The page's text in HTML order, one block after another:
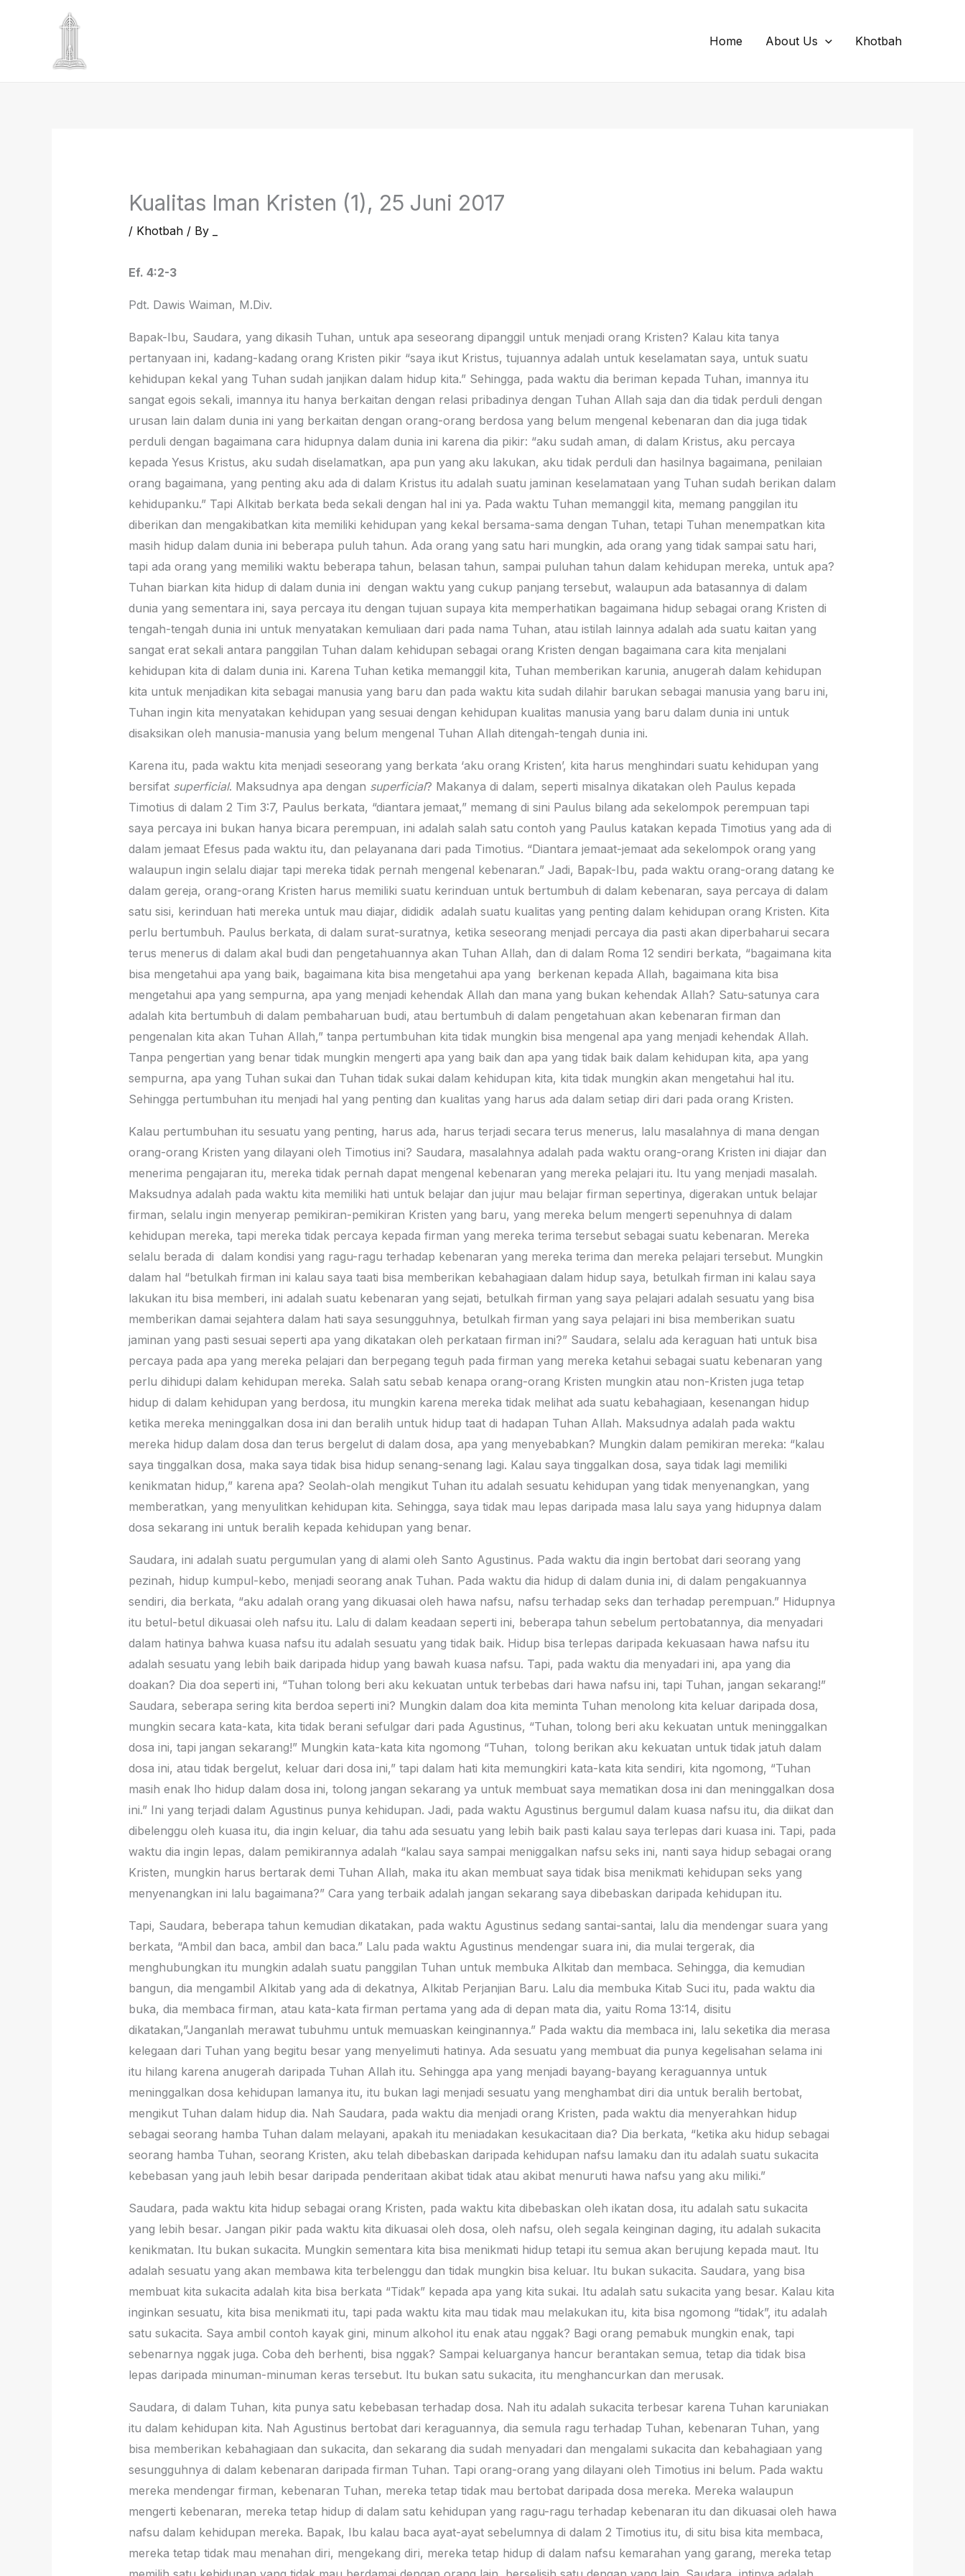
Home About Us Khotbah
Kualitas Iman Kristen (1), 25 Juni 2017
/ Khotbah/ By
Ef. 4:2-3
Pdt. Dawis Waiman, M.Div.
Bapak-Ibu, Saudara, yang dikasih Tuhan, untuk apa seseorang dipanggil untuk menjadi orang Kristen? Kalau kita tanya
pertanyaan ini, kadang-kadang orang Kristen pikir “saya ikut Kristus, tujuannya adalah untuk keselamatan saya, untuk suatu
kehidupan kekal yang Tuhan sudah janjikan dalam hidup kita.” Sehingga, pada waktu dia beriman kepada Tuhan, imannya itu
sangat egois sekali, imannya itu hanya berkaitan dengan relasi pribadinya dengan Tuhan Allah saja dan dia tidak perduli dengan
urusan lain dalam dunia ini yang berkaitan dengan orang-orang berdosa yang belum mengenal kebenaran dan dia juga tidak
perduli dengan bagaimana cara hidupnya dalam dunia ini karena dia pikir: “aku sudah aman, di dalam Kristus, aku percaya
kepada Yesus Kristus, aku sudah diselamatkan, apa pun yang aku lakukan, aku tidak perduli dan hasilnya bagaimana, penilaian
orang bagaimana, yang penting aku ada di dalam Kristus itu adalah suatu jaminan keselamataan yang Tuhan sudah berikan dalam
kehidupanku.” Tapi Alkitab berkata beda sekali dengan hal ini ya. Pada waktu Tuhan memanggil kita, memang panggilan itu
diberikan dan mengakibatkan kita memiliki kehidupan yang kekal bersama-sama dengan Tuhan, tetapi Tuhan menempatkan kita
masih hidup dalam dunia ini beberapa puluh tahun. Ada orang yang satu hari mungkin, ada orang yang tidak sampai satu hari,
tapi ada orang yang memiliki waktu beberapa tahun, belasan tahun, sampai puluhan tahun dalam kehidupan mereka, untuk apa?
Tuhan biarkan kita hidup di dalam dunia ini dengan waktu yang cukup panjang tersebut, walaupun ada batasannya di dalam
dunia yang sementara ini, saya percaya itu dengan tujuan supaya kita memperhatikan bagaimana hidup sebagai orang Kristen di
tengah-tengah dunia ini untuk menyatakan kemuliaan dari pada nama Tuhan, atau istilah lainnya adalah ada suatu kaitan yang
sangat erat sekali antara panggilan Tuhan dalam kehidupan sebagai orang Kristen dengan bagaimana cara kita menjalani
kehidupan kita di dalam dunia ini. Karena Tuhan ketika memanggil kita, Tuhan memberikan karunia, anugerah dalam kehidupan
kita untuk menjadikan kita sebagai manusia yang baru dan pada waktu kita sudah dilahir barukan sebagai manusia yang baru ini,
Tuhan ingin kita menyatakan kehidupan yang sesuai dengan kehidupan kualitas manusia yang baru dalam dunia ini untuk
disaksikan oleh manusia-manusia yang belum mengenal Tuhan Allah ditengah-tengah dunia ini.
Karena itu, pada waktu kita menjadi seseorang yang berkata ‘aku orang Kristen’, kita harus menghindari suatu kehidupan yang
bersifat superficial. Maksudnya apa dengan superficial? Makanya di dalam, seperti misalnya dikatakan oleh Paulus kepada
Timotius di dalam 2 Tim 3:7, Paulus berkata, “diantara jemaat,” memang di sini Paulus bilang ada sekelompok perempuan tapi
saya percaya ini bukan hanya bicara perempuan, ini adalah salah satu contoh yang Paulus katakan kepada Timotius yang ada di
dalam jemaat Efesus pada waktu itu, dan pelayanana dari pada Timotius. “Diantara jemaat-jemaat ada sekelompok orang yang
walaupun ingin selalu diajar tapi mereka tidak pernah mengenal kebenaran.” Jadi, Bapak-Ibu, pada waktu orang-orang datang ke
dalam gereja, orang-orang Kristen harus memiliki suatu kerinduan untuk bertumbuh di dalam kebenaran, saya percaya di dalam
satu sisi, kerinduan hati mereka untuk mau diajar, dididik adalah suatu kualitas yang penting dalam kehidupan orang Kristen. Kita
perlu bertumbuh. Paulus berkata, di dalam surat-suratnya, ketika seseorang menjadi percaya dia pasti akan diperbaharui secara
terus menerus di dalam akal budi dan pengetahuannya akan Tuhan Allah, dan di dalam Roma 12 sendiri berkata, “bagaimana kita
bisa mengetahui apa yang baik, bagaimana kita bisa mengetahui apa yang berkenan kepada Allah, bagaimana kita bisa
mengetahui apa yang sempurna, apa yang menjadi kehendak Allah dan mana yang bukan kehendak Allah? Satu-satunya cara
adalah kita bertumbuh di dalam pembaharuan budi, atau bertumbuh di dalam pengetahuan akan kebenaran firman dan
pengenalan kita akan Tuhan Allah,” tanpa pertumbuhan kita tidak mungkin bisa mengenal apa yang menjadi kehendak Allah.
Tanpa pengertian yang benar tidak mungkin mengerti apa yang baik dan apa yang tidak baik dalam kehidupan kita, apa yang
sempurna, apa yang Tuhan sukai dan Tuhan tidak sukai dalam kehidupan kita, kita tidak mungkin akan mengetahui hal itu.
Sehingga pertumbuhan itu menjadi hal yang penting dan kualitas yang harus ada dalam setiap diri dari pada orang Kristen.
Kalau pertumbuhan itu sesuatu yang penting, harus ada, harus terjadi secara terus menerus, lalu masalahnya di mana dengan
orang-orang Kristen yang dilayani oleh Timotius ini? Saudara, masalahnya adalah pada waktu orang-orang Kristen ini diajar dan
menerima pengajaran itu, mereka tidak pernah dapat mengenal kebenaran yang mereka pelajari itu. Itu yang menjadi masalah.
Maksudnya adalah pada waktu kita memiliki hati untuk belajar dan jujur mau belajar firman sepertinya, digerakan untuk belajar
firman, selalu ingin menyerap pemikiran-pemikiran Kristen yang baru, yang mereka belum mengerti sepenuhnya di dalam
kehidupan mereka, tapi mereka tidak percaya kepada firman yang mereka terima tersebut sebagai suatu kebenaran. Mereka
selalu berada di dalam kondisi yang ragu-ragu terhadap kebenaran yang mereka terima dan mereka pelajari tersebut. Mungkin
dalam hal “betulkah firman ini kalau saya taati bisa memberikan kebahagiaan dalam hidup saya, betulkah firman ini kalau saya
lakukan itu bisa memberi, ini adalah suatu kebenaran yang sejati, betulkah firman yang saya pelajari adalah sesuatu yang bisa
memberikan damai sejahtera dalam hati saya sesungguhnya, betulkah firman yang saya pelajari ini bisa memberikan suatu
jaminan yang pasti sesuai seperti apa yang dikatakan oleh perkataan firman ini?” Saudara, selalu ada keraguan hati untuk bisa
percaya pada apa yang mereka pelajari dan berpegang teguh pada firman yang mereka ketahui sebagai suatu kebenaran yang
perlu dihidupi dalam kehidupan mereka. Salah satu sebab kenapa orang-orang Kristen mungkin atau non-Kristen juga tetap
hidup di dalam kehidupan yang berdosa, itu mungkin karena mereka tidak melihat ada suatu kebahagiaan, kesenangan hidup
ketika mereka meninggalkan dosa ini dan beralih untuk hidup taat di hadapan Tuhan Allah. Maksudnya adalah pada waktu
mereka hidup dalam dosa dan terus bergelut di dalam dosa, apa yang menyebabkan? Mungkin dalam pemikiran mereka: “kalau
saya tinggalkan dosa, maka saya tidak bisa hidup senang-senang lagi. Kalau saya tinggalkan dosa, saya tidak lagi memiliki
kenikmatan hidup,” karena apa? Seolah-olah mengikut Tuhan itu adalah sesuatu kehidupan yang tidak menyenangkan, yang
memberatkan, yang menyulitkan kehidupan kita. Sehingga, saya tidak mau lepas daripada masa lalu saya yang hidupnya dalam
dosa sekarang ini untuk beralih kepada kehidupan yang benar.
Saudara, ini adalah suatu pergumulan yang di alami oleh Santo Agustinus. Pada waktu dia ingin bertobat dari seorang yang
pezinah, hidup kumpul-kebo, menjadi seorang anak Tuhan. Pada waktu dia hidup di dalam dunia ini, di dalam pengakuannya
sendiri, dia berkata, “aku adalah orang yang dikuasai oleh hawa nafsu, nafsu terhadap seks dan terhadap perempuan.” Hidupnya
itu betul-betul dikuasai oleh nafsu itu. Lalu di dalam keadaan seperti ini, beberapa tahun sebelum pertobatannya, dia menyadari
dalam hatinya bahwa kuasa nafsu itu adalah sesuatu yang tidak baik. Hidup bisa terlepas daripada kekuasaan hawa nafsu itu
adalah sesuatu yang lebih baik daripada hidup yang bawah kuasa nafsu. Tapi, pada waktu dia menyadari ini, apa yang dia
doakan? Dia doa seperti ini, “Tuhan tolong beri aku kekuatan untuk terbebas dari hawa nafsu ini, tapi Tuhan, jangan sekarang!”
Saudara, seberapa sering kita berdoa seperti ini? Mungkin dalam doa kita meminta Tuhan menolong kita keluar daripada dosa,
mungkin secara kata-kata, kita tidak berani sefulgar dari pada Agustinus, “Tuhan, tolong beri aku kekuatan untuk meninggalkan
dosa ini, tapi jangan sekarang!” Mungkin kata-kata kita ngomong “Tuhan, tolong berikan aku kekuatan untuk tidak jatuh dalam
dosa ini, atau tidak bergelut, keluar dari dosa ini,” tapi dalam hati kita memungkiri kata-kata kita sendiri, kita ngomong, “Tuhan
masih enak lho hidup dalam dosa ini, tolong jangan sekarang ya untuk membuat saya mematikan dosa ini dan meninggalkan dosa
ini.” Ini yang terjadi dalam Agustinus punya kehidupan. Jadi, pada waktu Agustinus bergumul dalam kuasa nafsu itu, dia diikat dan
dibelenggu oleh kuasa itu, dia ingin keluar, dia tahu ada sesuatu yang lebih baik pasti kalau saya terlepas dari kuasa ini. Tapi, pada
waktu dia ingin lepas, dalam pemikirannya adalah “kalau saya sampai meniggalkan nafsu seks ini, nanti saya hidup sebagai orang
Kristen, mungkin harus bertarak demi Tuhan Allah, maka itu akan membuat saya tidak bisa menikmati kehidupan seks yang
menyenangkan ini lalu bagaimana?” Cara yang terbaik adalah jangan sekarang saya dibebaskan daripada kehidupan itu.
Tapi, Saudara, beberapa tahun kemudian dikatakan, pada waktu Agustinus sedang santai-santai, lalu dia mendengar suara yang
berkata, “Ambil dan baca, ambil dan baca.” Lalu pada waktu Agustinus mendengar suara ini, dia mulai tergerak, dia
menghubungkan itu mungkin adalah suatu panggilan Tuhan untuk membuka Alkitab dan membaca. Sehingga, dia kemudian
bangun, dia mengambil Alkitab yang ada di dekatnya, Alkitab Perjanjian Baru. Lalu dia membuka Kitab Suci itu, pada waktu dia
buka, dia membaca firman, atau kata-kata firman pertama yang ada di depan mata dia, yaitu Roma 13:14, disitu
dikatakan,”Janganlah merawat tubuhmu untuk memuaskan keinginannya.” Pada waktu dia membaca ini, lalu seketika dia merasa
kelegaan dari Tuhan yang begitu besar yang menyelimuti hatinya. Ada sesuatu yang membuat dia punya kegelisahan selama ini
itu hilang karena anugerah daripada Tuhan Allah itu. Sehingga apa yang menjadi bayang-bayang keraguannya untuk
meninggalkan dosa kehidupan lamanya itu, itu bukan lagi menjadi sesuatu yang menghambat diri dia untuk beralih bertobat,
mengikut Tuhan dalam hidup dia. Nah Saudara, pada waktu dia menjadi orang Kristen, pada waktu dia menyerahkan hidup
sebagai seorang hamba Tuhan dalam melayani, apakah itu meniadakan kesukacitaan dia? Dia berkata, “ketika aku hidup sebagai
seorang hamba Tuhan, seorang Kristen, aku telah dibebaskan daripada kehidupan nafsu lamaku dan itu adalah suatu sukacita
kebebasan yang jauh lebih besar daripada penderitaan akibat tidak atau akibat menuruti hawa nafsu yang aku miliki.”
Saudara, pada waktu kita hidup sebagai orang Kristen, pada waktu kita dibebaskan oleh ikatan dosa, itu adalah satu sukacita
yang lebih besar. Jangan pikir pada waktu kita dikuasai oleh dosa, oleh nafsu, oleh segala keinginan daging, itu adalah sukacita
kenikmatan. Itu bukan sukacita. Mungkin sementara kita bisa menikmati hidup tetapi itu semua akan berujung kepada maut. Itu
adalah sesuatu yang akan membawa kita terbelenggu dan tidak mungkin bisa keluar. Itu bukan sukacita. Saudara, yang bisa
membuat kita sukacita adalah kita bisa berkata “Tidak” kepada apa yang kita sukai. Itu adalah satu sukacita yang besar. Kalau kita
inginkan sesuatu, kita bisa menikmati itu, tapi pada waktu kita mau tidak mau melakukan itu, kita bisa ngomong “tidak”, itu adalah
satu sukacita. Saya ambil contoh kayak gini, minum alkohol itu enak atau nggak? Bagi orang pemabuk mungkin enak, tapi
sebenarnya nggak juga. Coba deh berhenti, bisa nggak? Sampai keluarganya hancur berantakan semua, tetap dia tidak bisa
lepas daripada minuman-minuman keras tersebut. Itu bukan satu sukacita, itu menghancurkan dan merusak.
Saudara, di dalam Tuhan, kita punya satu kebebasan terhadap dosa. Nah itu adalah sukacita terbesar karena Tuhan karuniakan
itu dalam kehidupan kita. Nah Agustinus bertobat dari keraguannya, dia semula ragu terhadap Tuhan, kebenaran Tuhan, yang
bisa memberikan kebahagiaan dan sukacita, dan sekarang dia sudah menyadari dan mengalami sukacita dan kebahagiaan yang
sesungguhnya di dalam kebenaran daripada firman Tuhan. Tapi orang-orang yang dilayani oleh Timotius ini belum. Pada waktu
mereka mendengar firman, kebenaran Tuhan, mereka tetap tidak mau bertobat daripada dosa mereka. Mereka walaupun
mengerti kebenaran, mereka tetap hidup di dalam satu kehidupan yang ragu-ragu terhadap kebenaran itu dan dikuasai oleh hawa
nafsu dalam kehidupan mereka. Bapak, Ibu kalau baca ayat-ayat sebelumnya di dalam 2 Timotius itu, di situ bisa kita membaca,
mereka tetap tidak mau menahan diri, mengekang diri, mereka tetap hidup di dalam nafsu kemarahan yang garang, mereka tetap